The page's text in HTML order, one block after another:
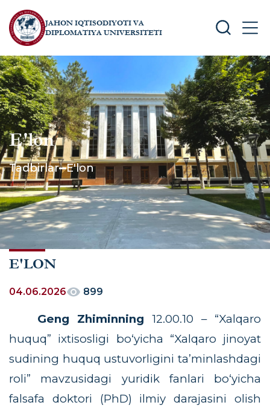
JAHON IQTISODIYOTI VA
DIPLOMATIYA UNIVERSITETI
SEARCH
E'lon
Tadbirlar E'lon
E'LON
04.06.2026 899
Geng Zhiminning12.00.10 – “Xalqaro
huquq” ixtisosligi bo‘yicha “Xalqaro jinoyat
sudining huquq ustuvorligini ta’minlashdagi
roli” mavzusidagi yuridik fanlari bo‘yicha
falsafa doktori (PhD) ilmiy darajasini olish